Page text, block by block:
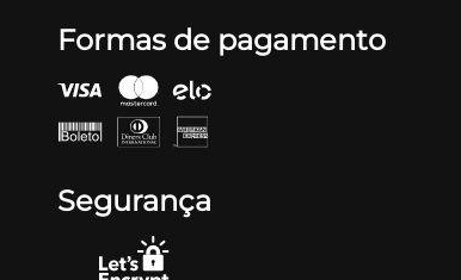
Formas de pagamento
Segurança